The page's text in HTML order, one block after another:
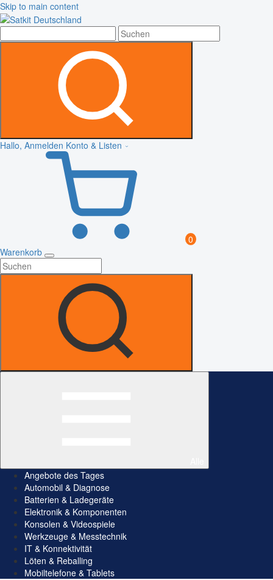
Skip to main content
Hallo, Anmelden Konto & Listen
0
Warenkorb
Angebote des Tages
Automobil & Diagnose
Batterien & Ladegeräte
Elektronik & Komponenten
Konsolen & Videospiele
Werkzeuge & Messtechnik
IT & Konnektivität
Löten & Reballing
Mobiltelefone & Tablets